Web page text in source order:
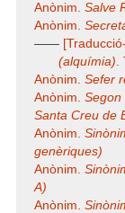
Anònim. Salve
Anònim.
——
(alquímia).
Anònim. Sefer
Anònim. Segon
Santa Creu de
Anònim.
genèriques)
Anònim.
A)
Anònim.